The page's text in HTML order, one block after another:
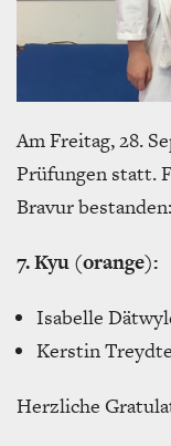
Am Freitag, 28.
Prüfungen statt.
Bravur bestanden:
7. Kyu (orange):
Isabelle
Kerstin Treydte
Herzliche